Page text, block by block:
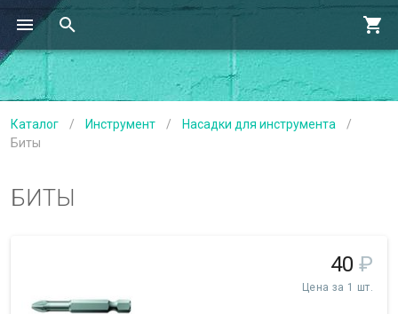
Каталог / Инструмент / Насадки для инструмента
/
Биты
БИТЫ
40 ₽
Цена за 1 шт.